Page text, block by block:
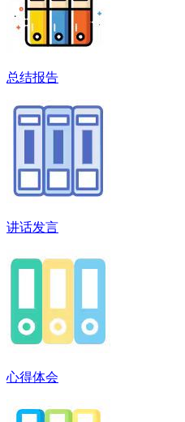
总结报告
讲话发言
心得体会